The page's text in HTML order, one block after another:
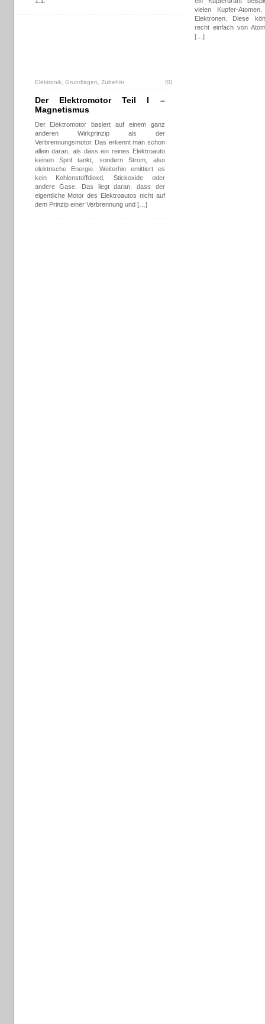
vielen Kupfer-
Elektronen. Diese
recht einfach von
[…]
Elektronik, Grundlagen Zubehör {0}
Der Elektromotor Teil I –
Magnetismus
Der Elektromotor basiert auf einem ganz
anderen Wirkprinzip als der
Verbrennungsmotor. Das erkennt man schon
allein daran, als dass ein reines Elektroauto
keinen Sprit tankt, sondern Strom, also
elektrische Energie. Weiterhin emittiert es
kein Kohlenstoffdioxd, Stickoxide oder
andere Gase. Das liegt daran, dass der
eigentliche Motor des Elektroautos nicht auf
dem Prinzip einer Verbrennung und […]